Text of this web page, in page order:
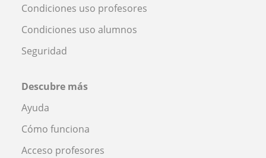
Condiciones uso profesores
Condiciones uso alumnos
Seguridad
Descubre más
Ayuda
Cómo funciona
Acceso profesores